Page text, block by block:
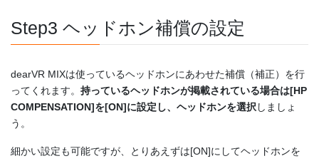
Step3 ヘッドホン補償の設定
dearVR MIXは使っているヘッドホンにあわせた補償（補正）を行
ってくれます。 持っているヘッドホンが掲載されている場合は[HP
COMPENSATION]を[ON]に設定し、ヘッドホンを選択 しましょ
う。
細かい設定も可能ですが、とりあえずは[ON]にしてヘッドホンを